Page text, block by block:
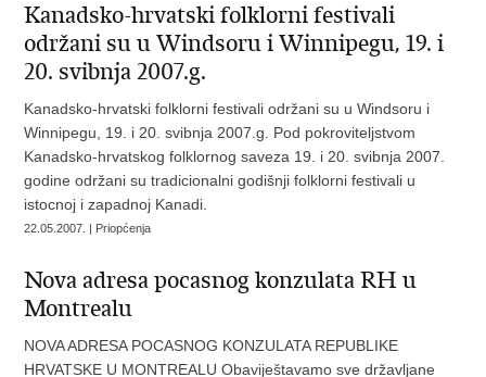
Kanadsko-hrvatski folklorni festivali
održani su u Windsoru i Winnipegu, 19. i
20. svibnja 2007.g.
Kanadsko-hrvatski folklorni festivali održani su u Windsoru i
Winnipegu, 19. i 20. svibnja 2007.g. Pod pokroviteljstvom
Kanadsko-hrvatskog folklornog saveza 19. i 20. svibnja 2007.
godine održani su tradicionalni godišnji folklorni festivali u
istocnoj i zapadnoj Kanadi.
22.05.2007. | Priopćenja
Nova adresa pocasnog konzulata RH u
Montrealu
NOVA ADRESA POCASNOG KONZULATA REPUBLIKE
HRVATSKE U MONTREALU Obaviještavamo sve državljane